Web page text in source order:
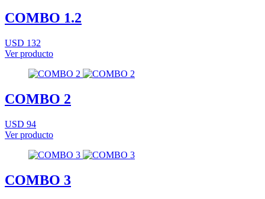
COMBO 1.2
USD 132
Ver producto
COMBO 2
USD 94
Ver producto
COMBO 3